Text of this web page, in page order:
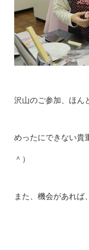
沢山のご参加、ほん
めったにできない貴
＾）
また、機会があれば